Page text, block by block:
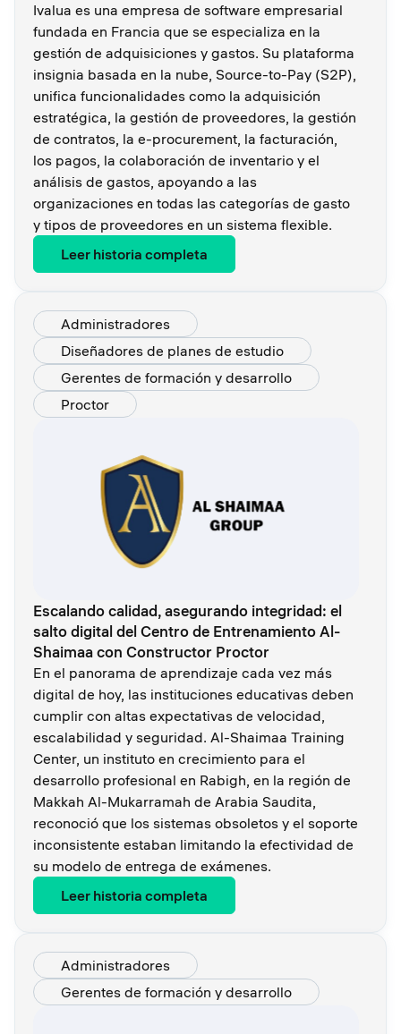
Ivalua es una empresa de software empresarial
fundada en Francia que se especializa en la
gestión de adquisiciones y gastos. Su plataforma
insignia basada en la nube, Source-to-Pay (S2P),
unifica funcionalidades como la adquisición
estratégica, la gestión de proveedores, la gestión
de contratos, la e-procurement, la facturación,
los pagos, la colaboración de inventario y el
análisis de gastos, apoyando a las
organizaciones en todas las categorías de gasto
y tipos de proveedores en un sistema flexible.
Leer historia completa
Administradores
Diseñadores de planes de estudio
Gerentes de formación y desarrollo
Proctor
Escalando calidad, asegurando integridad: el
salto digital del Centro de Entrenamiento Al-
Shaimaa con Constructor Proctor
En el panorama de aprendizaje cada vez más
digital de hoy, las instituciones educativas deben
cumplir con altas expectativas de velocidad,
escalabilidad y seguridad. Al-Shaimaa Training
Center, un instituto en crecimiento para el
desarrollo profesional en Rabigh, en la región de
Makkah Al-Mukarramah de Arabia Saudita,
reconoció que los sistemas obsoletos y el soporte
inconsistente estaban limitando la efectividad de
su modelo de entrega de exámenes.
Leer historia completa
Administradores
Gerentes de formación y desarrollo